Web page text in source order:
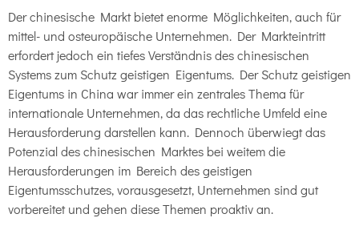
Der chinesische Markt bietet enorme Möglichkeiten, auch für
mittel- und osteuropäische Unternehmen. Der Markteintritt
erfordert jedoch ein tiefes Verständnis des chinesischen
Systems zum Schutz geistigen Eigentums. Der Schutz geistigen
Eigentums in China war immer ein zentrales Thema für
internationale Unternehmen, da das rechtliche Umfeld eine
Herausforderung darstellen kann. Dennoch überwiegt das
Potenzial des chinesischen Marktes bei weitem die
Herausforderungen im Bereich des geistigen
Eigentumsschutzes, vorausgesetzt, Unternehmen sind gut
vorbereitet und gehen diese Themen proaktiv an.